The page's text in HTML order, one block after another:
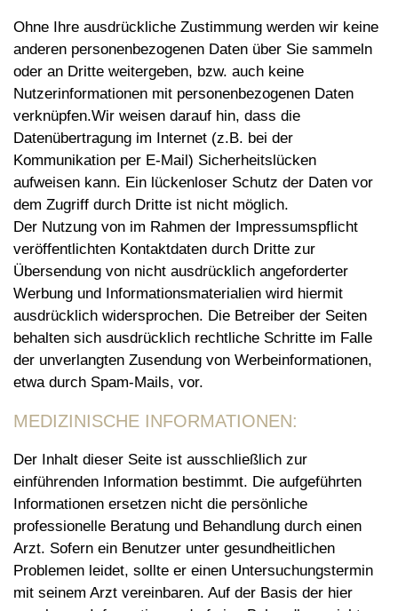
Ohne Ihre ausdrückliche Zustimmung werden wir keine
anderen personenbezogenen Daten über Sie sammeln
oder an Dritte weitergeben, bzw. auch keine
Nutzerinformationen mit personenbezogenen Daten
verknüpfen.Wir weisen darauf hin, dass die
Datenübertragung im Internet (z.B. bei der
Kommunikation per E-Mail) Sicherheitslücken
aufweisen kann. Ein lückenloser Schutz der Daten vor
dem Zugriff durch Dritte ist nicht möglich.
Der Nutzung von im Rahmen der Impressumspflicht
veröffentlichten Kontaktdaten durch Dritte zur
Übersendung von nicht ausdrücklich angeforderter
Werbung und Informationsmaterialien wird hiermit
ausdrücklich widersprochen. Die Betreiber der Seiten
behalten sich ausdrücklich rechtliche Schritte im Falle
der unverlangten Zusendung von Werbeinformationen,
etwa durch Spam-Mails, vor.
MEDIZINISCHE INFORMATIONEN:
Der Inhalt dieser Seite ist ausschließlich zur
einführenden Information bestimmt. Die aufgeführten
Informationen ersetzen nicht die persönliche
professionelle Beratung und Behandlung durch einen
Arzt. Sofern ein Benutzer unter gesundheitlichen
Problemen leidet, sollte er einen Untersuchungstermin
mit seinem Arzt vereinbaren. Auf der Basis der hier